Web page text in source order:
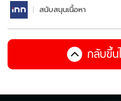
สนับสนุนเนื้อหา
กลับขึ้น